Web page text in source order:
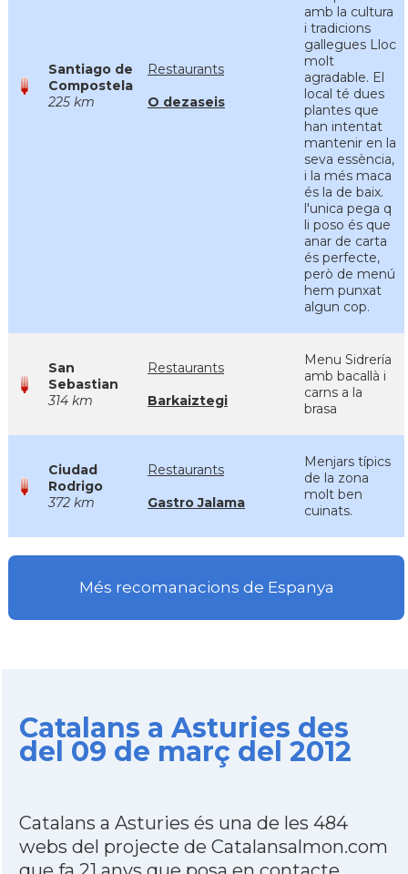
Santiago de
Compostela
225 km
Restaurants
O dezaseis
amb la cultura
i tradicions
gallegues Lloc
molt
agradable. El
local té dues
plantes que
han intentat
mantenir en la
seva essència,
i la més maca
és la de baix.
l'unica pega q
li poso és que
anar de carta
és perfecte,
però de menú
hem punxat
algun cop.
San
Sebastian
314 km
Restaurants
Barkaiztegi
Menu Sidrería
amb bacallà i
carns a la
brasa
Ciudad
Rodrigo
372 km
Restaurants
Gastro Jalama
Menjars típics
de la zona
molt ben
cuinats.
Més recomanacions de Espanya
Catalans a Asturies des
del 09 de març del 2012
Catalans a Asturies és una de les 484
webs del projecte de Catalansalmon.com